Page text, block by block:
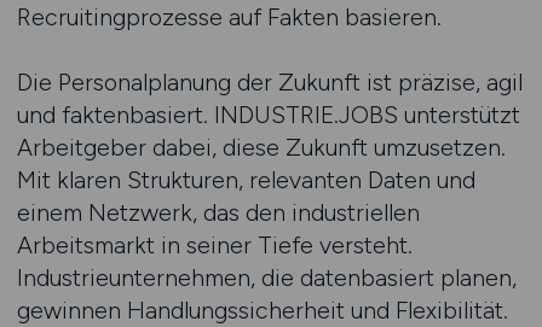
Recruitingprozesse auf Fakten basieren.
Die Personalplanung der Zukunft ist präzise, agil
und faktenbasiert. INDUSTRIE.JOBS unterstützt
Arbeitgeber dabei, diese Zukunft umzusetzen.
Mit klaren Strukturen, relevanten Daten und
einem Netzwerk, das den industriellen
Arbeitsmarkt in seiner Tiefe versteht.
Industrieunternehmen, die datenbasiert planen,
gewinnen Handlungssicherheit und Flexibilität.